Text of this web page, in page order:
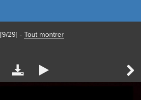
[9/29] - Tout montrer
  